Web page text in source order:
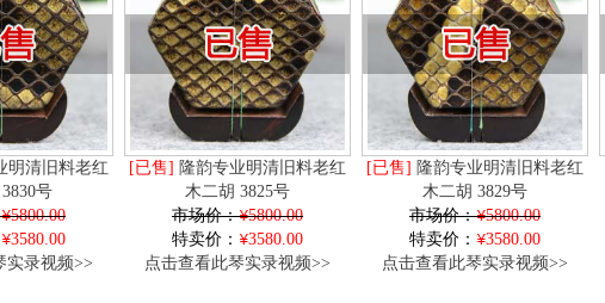
明清旧料老红
号
5800.00
3580.00
实录视频>>
[已售] 隆韵专业明清旧料老红
木二胡 3825号
市场价： 5800.00
特卖价：
3580.00
点击查看此琴实录视频>>
[已售] 隆韵专业明清旧料老红
木二胡 3829号
市场价： 5800.00
特卖价：
3580.00
点击查看此琴实录视频>>